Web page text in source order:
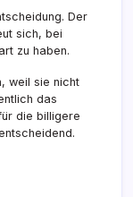
Der
sich, bei
zu haben.
weil sie nicht
das
die billigere